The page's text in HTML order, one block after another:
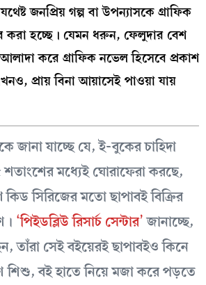
জনপ্রিয় গল্প বা উপন্যাসকে গ্রাফিক
করা হচ্ছে। যেমন ধরুন, ফেলুদার বেশ
করে গ্রাফিক নভেল হিসেবে প্রকাশ
প্রায় বিনা আয়াসেই পাওয়া যায়
জানা যাচ্ছে যে, ই-বুকের চাহিদা
মধ্যেই ঘোরাফেরা করছে,
সিরিজের মতো ছাপাবই বিক্রির
‘পিইডব্লিউ রিসার্চ সেন্টার’জানাচ্ছে,
তাঁরা সেই বইয়েরই ছাপাবইও কিনে
শিশু, বই হাতে নিয়ে মজা করে পড়তে